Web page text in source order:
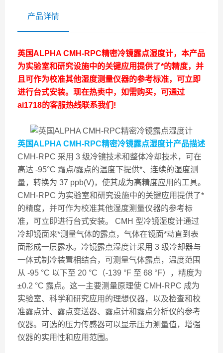
产品详情
英国ALPHA CMH-RPC精密冷镜露点湿度计，本产品
为实验室和研究设施中的关键应用提供了*的精度，并
且可作为校准其他湿度测量仪器的参考标准，可立即
进行台式安装。现在热卖中，如需购买，可通过
ai1718的客服热线联系我们!
英国ALPHA CMH-RPC精密冷镜露点湿度计产品描述
CMH-RPC 采用 3 级冷镜技术和整体冷却技术，可在
高达 -95°C 霜点/露点的温度下提供*、连续的湿度测
量，转换为 37 ppb(V)，使其成为高精度应用的工具。
CMH-RPC 为实验室和研究设施中的关键应用提供了*
的精度，并可作为校准其他湿度测量仪器的参考标
准，可立即进行台式安装。 CMH 型冷镜湿度计通过
冷却镜面来*测量气体的露点，气体在镜面*动直到表
面形成一层露水。冷镜露点湿度计采用 3 级冷却器与
一体式制冷装置相结合，可测量气体露点，温度范围
从 -95 °C 以下至 20 °C（-139 °F 至 68 °F），精度为
±0.2 °C 露点。这一主要测量原理使 CMH-RPC 成为
实验室、科学和研究应用的理想仪器，以及检查和校
准露点计、露点变送器、露点计和露点分析仪的参考
仪器。可选的压力传感器可以显示压力测量值，增强
仪器的实用性和应用范围。